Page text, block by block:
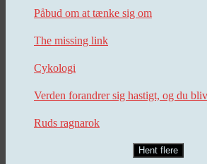
Påbud om at tænke sig om
The missing link
Cykologi
Verden forandrer sig hastigt, og du
Ruds ragnarok
Hent flere